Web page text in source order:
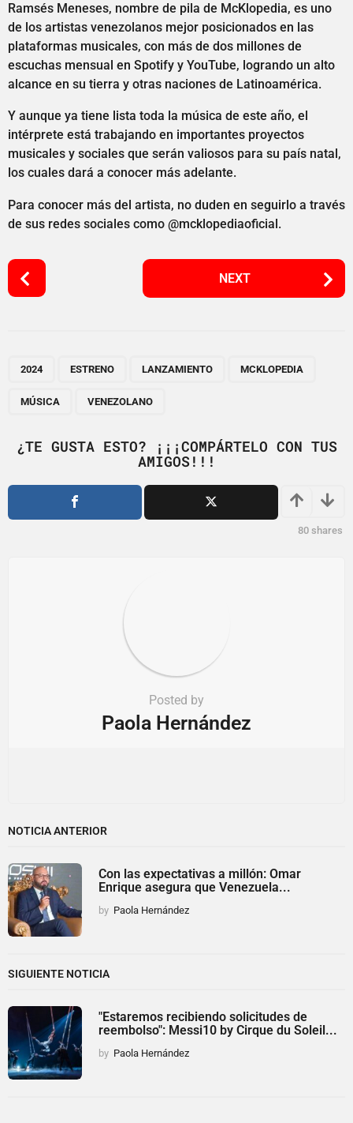
Ramsés Meneses, nombre de pila de McKlopedia, es uno
de los artistas venezolanos mejor posicionados en las
plataformas musicales, con más de dos millones de
escuchas mensual en Spotify y YouTube, logrando un alto
alcance en su tierra y otras naciones de Latinoamérica.
Y aunque ya tiene lista toda la música de este año, el
intérprete está trabajando en importantes proyectos
musicales y sociales que serán valiosos para su país natal,
los cuales dará a conocer más adelante.
Para conocer más del artista, no duden en seguirlo a través
de sus redes sociales como @mcklopediaoficial.
P
o
i
o
NEXT
2024 ESTRENO LANZAMIENTO MCKLOPEDIA
MÚSICA VENEZOLANO
¿TE GUSTA ESTO? ¡¡¡COMPÁRTELO CON TUS
AMIGOS!!!
80 shares
Posted by
Paola Hernández
NOTICIA ANTERIOR
Con las expectativas a millón: Omar
Enrique asegura que Venezuela...
by Paola Hernández
SIGUIENTE NOTICIA
"Estaremos recibiendo solicitudes de
reembolso": Messi10 by Cirque du Soleil...
by Paola Hernández